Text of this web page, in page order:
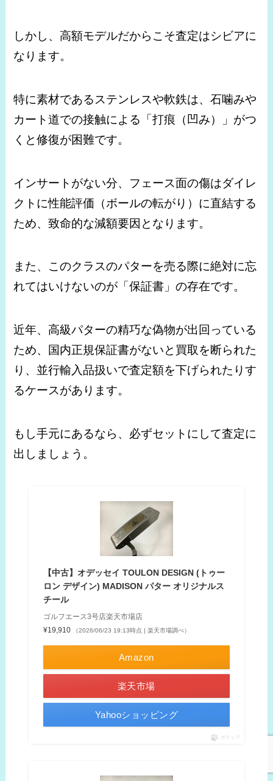
しかし、高額モデルだからこそ査定はシビアに
なります。
特に素材であるステンレスや軟鉄は、石噛みや
カート道での接触による「打痕（凹み）」がつ
くと修復が困難です。
インサートがない分、フェース面の傷はダイレ
クトに性能評価（ボールの転がり）に直結する
ため、致命的な減額要因となります。
また、このクラスのパターを売る際に絶対に忘
れてはいけないのが「保証書」の存在です。
近年、高級パターの精巧な偽物が出回っている
ため、国内正規保証書がないと買取を断られた
り、並行輸入品扱いで査定額を下げられたりす
るケースがあります。
もし手元にあるなら、必ずセットにして査定に
出しましょう。
【中古】オデッセイ TOULON DESIGN (トゥー
ロン デザイン) MADISON パター オリジナルス
チール
ゴルフエース3号店楽天市場店
¥19,910
（2026/06/23 19:13時点 | 楽天市場調べ）
Amazon
楽天市場
Yahooショッピング
ポチップ